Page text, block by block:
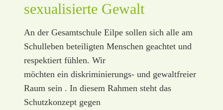
sexualisierte Gewalt
An der Gesamtschule Eilpe sollen sich alle am
Schulleben beteiligten Menschen geachtet und
respektiert fühlen. Wir
möchten ein diskriminierungs- und gewaltfreier
Raum sein . In diesem Rahmen steht das
Schutzkonzept gegen